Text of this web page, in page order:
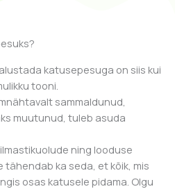
katusepesuga on siis kui
tooni.
sammaldunud,
muutunud, tuleb asuda
ning looduse
tähendab ka seda, et kõik, mis
osas katusele pidama. Olgu